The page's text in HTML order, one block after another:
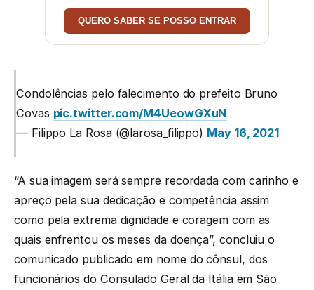
QUERO SABER SE POSSO ENTRAR
Condolências pelo falecimento do prefeito Bruno
Covas pic.twitter.com/M4UeowGXuN
— Filippo La Rosa (@larosa_filippo) May 16, 2021
“A sua imagem será sempre recordada com carinho e
apreço pela sua dedicação e competência assim
como pela extrema dignidade e coragem com as
quais enfrentou os meses da doença”, concluiu o
comunicado publicado em nome do cônsul, dos
funcionários do Consulado Geral da Itália em São